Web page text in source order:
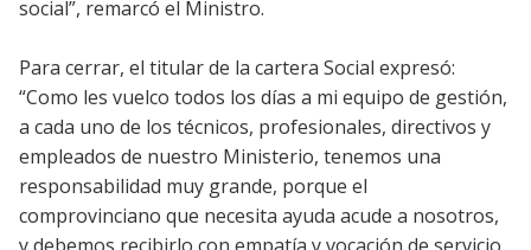
social”, remarcó el Ministro.
Para cerrar, el titular de la cartera Social expresó:
“Como les vuelco todos los días a mi equipo de gestión,
a cada uno de los técnicos, profesionales, directivos y
empleados de nuestro Ministerio, tenemos una
responsabilidad muy grande, porque el
comprovinciano que necesita ayuda acude a nosotros,
y debemos recibirlo con empatía y vocación de servicio,